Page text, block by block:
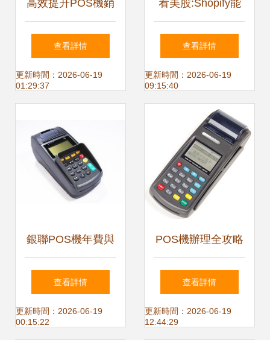
高效提升POS機銷
售與風險控制要點
（PPT培訓大綱）
查看詳情
更新時間：2026-06-19
01:29:37
看美股:Shopify能
讓你買買買了
【4】-新聞頻道-手
查看詳情
更新時間：2026-06-19
09:15:40
銀聯POS機年費與
信息系統集成服務
全解析
查看詳情
更新時間：2026-06-19
00:15:22
POS機辦理全攻略
如何免費領取POS
通并成為正規代理
查看詳情
更新時間：2026-06-19
12:44:29